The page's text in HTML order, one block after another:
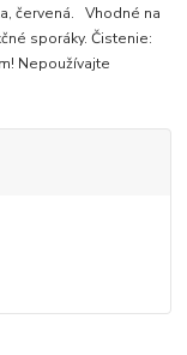
červená. Vhodné na
sporáky. Čistenie:
Nepoužívajte